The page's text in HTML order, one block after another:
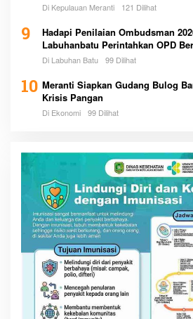
Di Kepulauan Meranti 121 Dilihat
9
Hadapi Penilaian Ombudsman
Labuhanbatu Perintahkan OPD
Di Labuhan Batu 99 Dilihat
10 Meranti Siapkan Gudang Bulog
Krisis Pangan
Di Ekonomi 99 Dilihat